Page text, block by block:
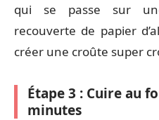
qui se passe sur
recouverte de papier
créer une croûte super
Étape 3 : Cuire au
minutes